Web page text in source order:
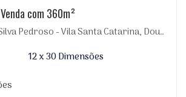
com 360m²
Pedroso - Vila Santa Catarina, Dourados-MS
12 x 30 Dimensões